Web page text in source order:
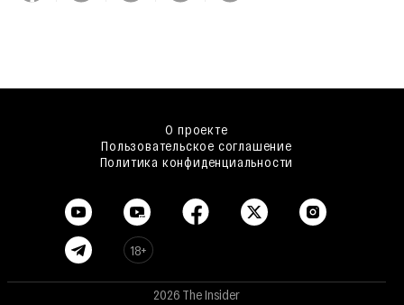
О проекте
Пользовательское соглашение
Политика конфиденциальности
18+
2026 The Insider